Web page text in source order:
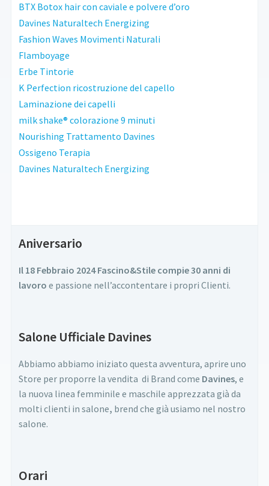
BTX Botox hair con caviale e polvere d’oro
Davines Naturaltech Energizing
Fashion Waves Movimenti Naturali
Flamboyage
Erbe Tintorie
K Perfection ricostruzione del capello
Laminazione dei capelli
milk shake® colorazione 9 minuti
Nourishing Trattamento Davines
Ossigeno Terapia
Davines Naturaltech Energizing
Aniversario
Il 18 Febbraio 2024 Fascino&Stile compie 30 anni di
lavoro e passione nell’accontentare i propri Clienti.
Salone Ufficiale Davines
Abbiamo abbiamo iniziato questa avventura, aprire uno
Store per proporre la vendita di Brand come Davines, e
la nuova linea femminile e maschile apprezzata già da
molti clienti in salone, brend che già usiamo nel nostro
salone.
Orari